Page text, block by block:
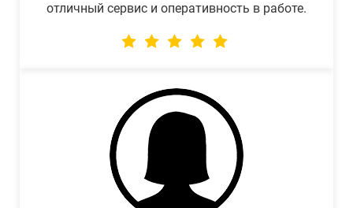
отличный сервис и оперативность в работе.